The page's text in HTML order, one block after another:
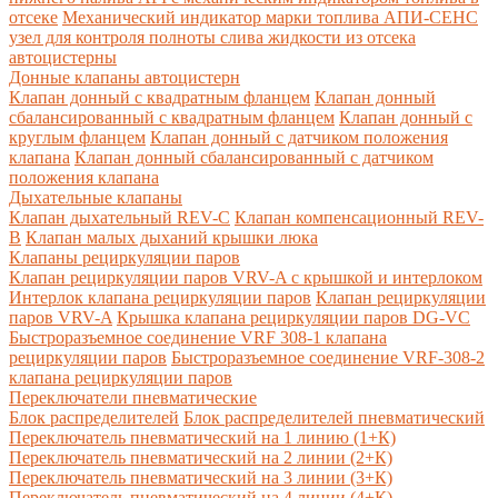
отсеке Механический индикатор марки топлива АПИ-СЕНС
узел для контроля полноты слива жидкости из отсека
автоцистерны
Донные клапаны автоцистерн
Клапан донный с квадратным фланцем Клапан донный
сбалансированный с квадратным фланцем Клапан донный с
круглым фланцем Клапан донный с датчиком положения
клапана Клапан донный сбалансированный с датчиком
положения клапана
Дыхательные клапаны
Клапан дыхательный REV-C Клапан компенсационный REV-
B Клапан малых дыханий крышки люка
Клапаны рециркуляции паров
Клапан рециркуляции паров VRV-A с крышкой и интерлоком
Интерлок клапана рециркуляции паров Клапан рециркуляции
паров VRV-A Крышка клапана рециркуляции паров DG-VC
Быстроразъемное соединение VRF 308-1 клапана
рециркуляции паров Быстроразъемное соединение VRF-308-2
клапана рециркуляции паров
Переключатели пневматические
Блок распределителей Блок распределителей пневматический
Переключатель пневматический на 1 линию (1+К)
Переключатель пневматический на 2 линии (2+К)
Переключатель пневматический на 3 линии (3+К)